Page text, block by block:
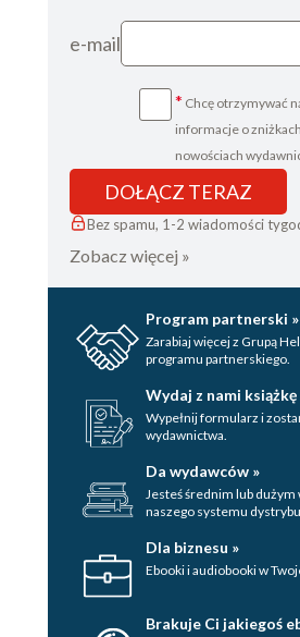
e-mail
* Chcę otrzymywać
informacje o
nowościach
DOŁĄCZ TERAZ
Bez spamu, 1-2 wiadomości
Zobacz więcej »
Program partnerski »
Zarabiaj więcej z Grupą
programu partnerskiego.
Wydaj z nami książkę
Wypełnij formularz i
wydawnictwa.
Da wydawców »
Jesteś średnim lub dużym
naszego systemu
Dla biznesu »
Ebooki i audiobooki w
Brakuje Ci jakiegoś